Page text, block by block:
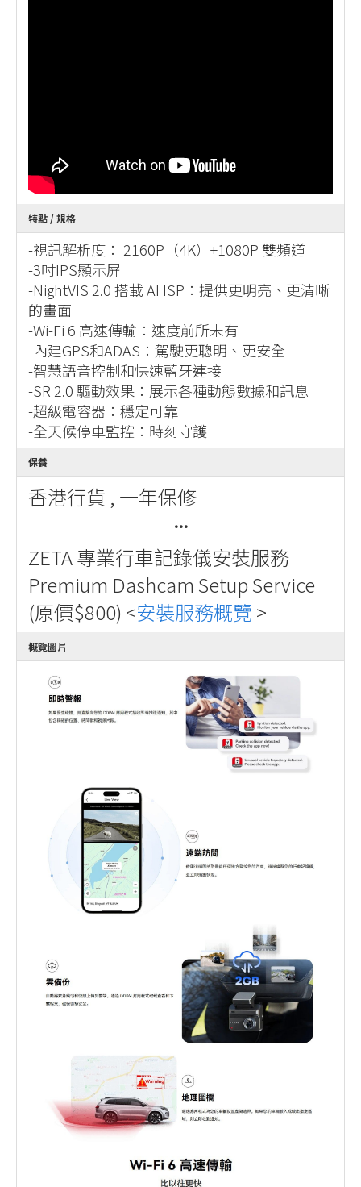
特點 / 規格
-視訊解析度： 2160P（4K）+1080P 雙頻道
-3吋IPS顯示屏
-NightVIS 2.0 搭載 AI ISP：提供更明亮、更清晰
的畫面
-Wi-Fi 6 高速傳輸：速度前所未有
-內建GPS和ADAS：駕駛更聰明、更安全
-智慧語音控制和快速藍牙連接
-SR 2.0 驅動效果：展示各種動態數據和訊息
-超級電容器：穩定可靠
-全天候停車監控：時刻守護
保養
香港行貨 , 一年保修
ZETA 專業行車記錄儀安裝服務
Premium Dashcam Setup Service
(原價$800) <安裝服務概覽 >
概覽圖片